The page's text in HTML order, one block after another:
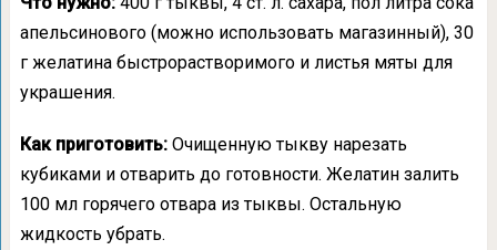
апельсинового (можно использовать магазинный), 30
г желатина быстрорастворимого и листья мяты для
украшения.
Как приготовить:Очищенную тыкву нарезать
кубиками и отварить до готовности. Желатин залить
100 мл горячего отвара из тыквы. Остальную
жидкость убрать.